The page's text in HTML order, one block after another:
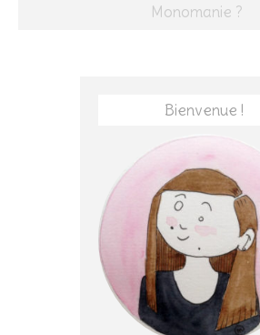
Monomanie ?
Bienvenue !